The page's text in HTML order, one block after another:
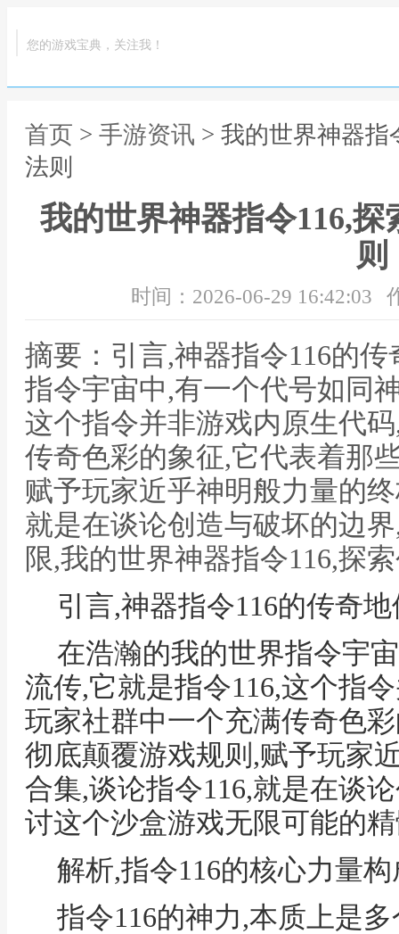
您的游戏宝典，关注我！
首页 > 手游资讯 > 我的世界神器指
法则
我的世界神器指令116,
则
时间：2026-06-29 16:42:03
摘要：引言,神器指令116的
指令宇宙中,有一个代号如同
这个指令并非游戏内原生代
传奇色彩的象征,它代表着那
赋予玩家近乎神明般力量的
就是在谈论创造与破坏的边
限,我的世界神器指令116,探
引言,神器指令116的传奇地
在浩瀚的我的世界指令宇
流传,它就是指令116,这个指
玩家社群中一个充满传奇色
彻底颠覆游戏规则,赋予玩家
合集,谈论指令116,就是在谈
讨这个沙盒游戏无限可能的
解析,指令116的核心力量构
指令116的神力,本质上是